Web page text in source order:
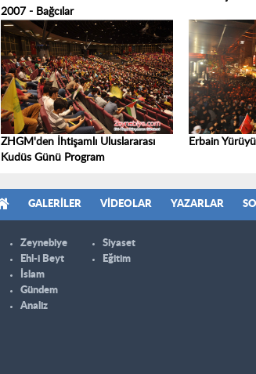
2007 - Bağcılar
ZHGM'den İhtişamlı Uluslararası
Kudüs Günü Program
Erbain
GALERILER VIDEOLAR YAZARLAR
Zeynebiye
Ehl-i Beyt
İslam
Gündem
Analiz
Siyaset
Eğitim